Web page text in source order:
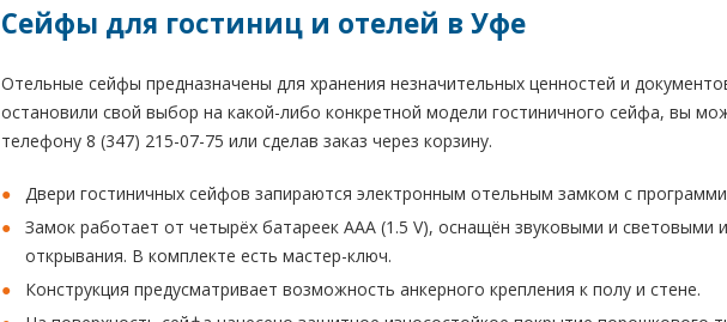
Сейфы для гостиниц и отелей в Уфе
Отельные сейфы предназначены для хранения незначительных ценностей и
остановили свой выбор на какой-либо конкретной модели гостиничного сейфа, вы
телефону 8 (347) 215-07-75 или сделав заказ через корзину.
Двери гостиничных сейфов запираются электронным отельным замком с
Замок работает от четырёх батареек ААA (1.5 V), оснащён звуковыми и световыми
открывания. В комплекте есть мастер-ключ.
Конструкция предусматривает возможность анкерного крепления к полу и стене.